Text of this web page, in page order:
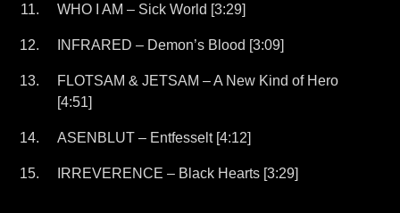
WHO I AM – Sick World [3:29]
INFRARED – Demon’s Blood [3:09]
FLOTSAM & JETSAM – A New Kind of Hero
[4:51]
ASENBLUT – Entfesselt [4:12]
IRREVERENCE – Black Hearts [3:29]